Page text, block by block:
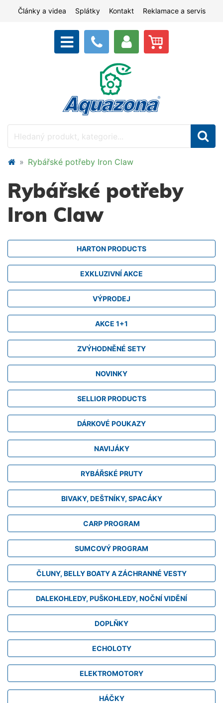
Články a videa Splátky Kontakt Reklamace a servis
Rybářské potřeby Iron Claw
Rybářské potřeby
Iron Claw
HARTON PRODUCTS
EXKLUZIVNÍ AKCE
VÝPRODEJ
AKCE 1+1
ZVÝHODNĚNÉ SETY
NOVINKY
SELLIOR PRODUCTS
DÁRKOVÉ POUKAZY
NAVIJÁKY
RYBÁŘSKÉ PRUTY
BIVAKY, DEŠTNÍKY, SPACÁKY
CARP PROGRAM
SUMCOVÝ PROGRAM
ČLUNY, BELLY BOATY A ZÁCHRANNÉ VESTY
DALEKOHLEDY, PUŠKOHLEDY, NOČNÍ VIDĚNÍ
DOPLŇKY
ECHOLOTY
ELEKTROMOTORY
HÁČKY